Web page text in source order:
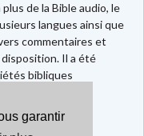
garantir
de la Bible audio, le
langues ainsi que
commentaires et
Il a été
bibliques